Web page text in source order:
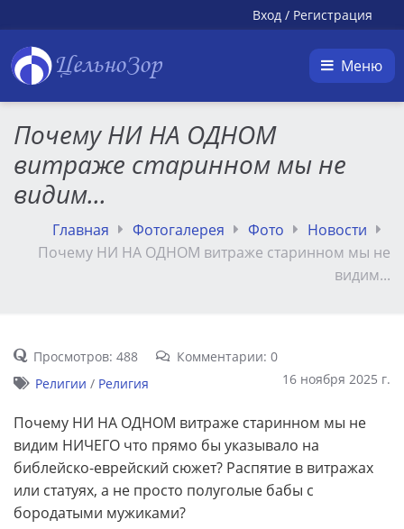
Вход / Регистрация
ЦельноЗор Меню
Почему НИ НА ОДНОМ
витраже старинном мы не
видим...
Главная Фотогалерея Фото
Новости
Почему НИ НА ОДНОМ витраже старинном мы не
видим...
Просмотров: 488
Комментарии: 0
16 ноября 2025 г.
Религии / Религия
Почему НИ НА ОДНОМ витраже старинном мы не
видим НИЧЕГО что прямо бы указывало на
библейско-еврейский сюжет? Распятие в витражах
или статуях, а не просто полуголые бабы с
бородатыми мужиками?